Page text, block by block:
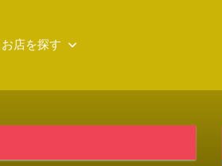
お店を探す